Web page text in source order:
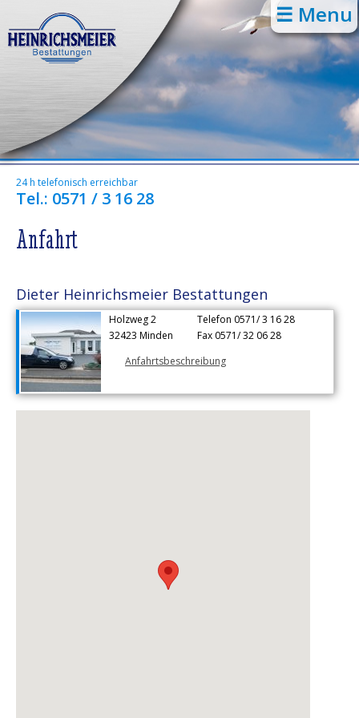
☰ Menu
24 h telefonisch erreichbar
Tel.: 0571 / 3 16 28
Anfahrt
Dieter Heinrichsmeier Bestattungen
Holzweg 2
32423 Minden
Telefon 0571/ 3 16 28
Fax 0571/ 32 06 28
Anfahrtsbeschreibung